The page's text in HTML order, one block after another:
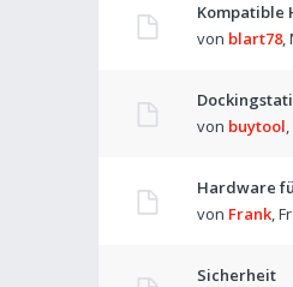
Kompatible
von blart78,
von buytool,
Hardware
von Frank,
Sicherheit